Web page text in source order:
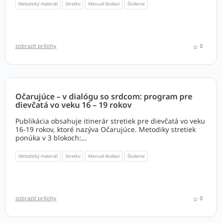
Metodický materiál Stretko Manuál školiaci Školenie
zobraziť prílohy 0
Očarujúce – v dialógu so srdcom: program pre
dievčatá vo veku 16 – 19 rokov
Publikácia obsahuje itinerár stretiek pre dievčatá vo veku
16-19 rokov, ktoré nazýva Očarujúce. Metodiky stretiek
ponúka v 3 blokoch:
2. Životná prax
3. Sprievodkyne, lovkyne, objavovateľky
Metodický materiál Stretko Manuál školiaci Školenie
zobraziť prílohy 0